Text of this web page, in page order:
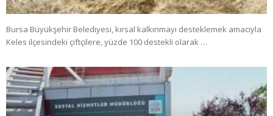
Bursa Büyükşehir Belediyesi, kırsal kalkınmayı desteklemek amacıyla
Keles ilçesindeki çiftçilere, yüzde 100 destekli olarak …